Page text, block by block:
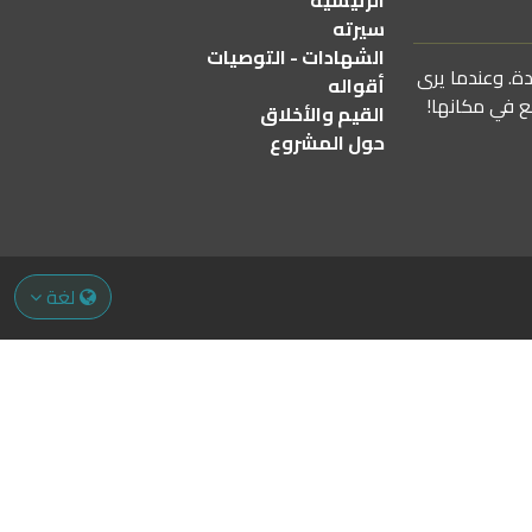
وعندما يرى
في مكانها!
سيرته
الشهادات - التوصيات
أقواله
القيم والأخلاق
حول المشروع
لغة